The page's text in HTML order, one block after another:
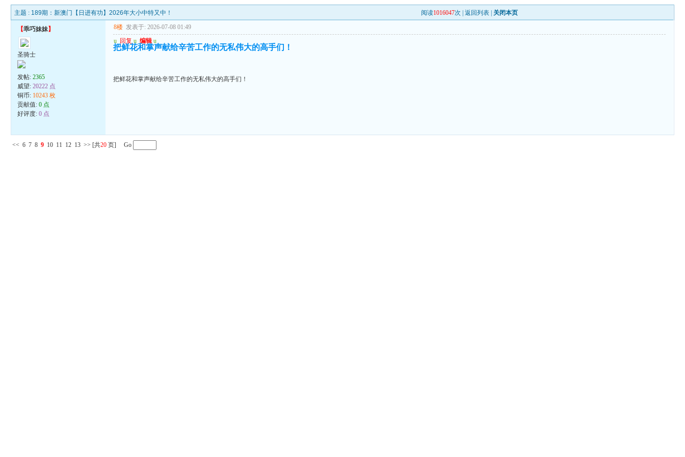
主题 : 189期：新澳门【日进有功】2026年大小中特又中！ 阅读1016047次 |返回列表 关闭本页
【乖巧妹妹】
圣骑士
发帖:2365
威望:20222 点
铜币: 10243 枚
贡献值:0 点
好评度:0 点
8楼 发表于: 2026-07-08 01:49
u 回复 u 编辑 u
把鲜花和掌声献给辛苦工作的无私伟大的高手们！
把鲜花和掌声献给辛苦工作的无私伟大的高手们！
<< 6 7 8 9 10 11 12 13 >> [共20 页] Go